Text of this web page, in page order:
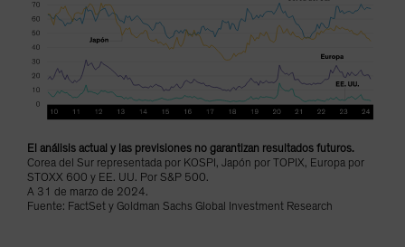
El análisis actual y las previsiones no garantizan resultados futuros.
Corea del Sur representada por KOSPI, Japón por TOPIX, Europa por
STOXX 600 y EE. UU. Por S&P 500.
A 31 de marzo de 2024.
Fuente: FactSet y Goldman Sachs Global Investment Research